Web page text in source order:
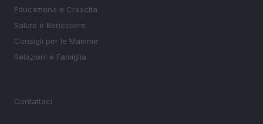
Educazione e Crescita
Salute e Benessere
Consigli per le Mamme
Relazioni e Famiglia
Contattaci